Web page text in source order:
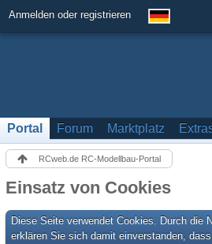
Anmelden oder registrieren
Portal Forum Marktplatz
RCweb.de RC-Modellbau-Portal
Einsatz von Cookies
Diese Seite verwendet Cookies. Durch die
erklären Sie sich damit einverstanden,